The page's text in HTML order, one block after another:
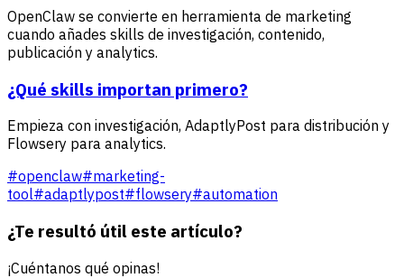
OpenClaw se convierte en herramienta de marketing
cuando añades skills de investigación, contenido,
publicación y analytics.
¿Qué skills importan primero?
Empieza con investigación, AdaptlyPost para distribución y
Flowsery para analytics.
#openclaw#marketing-
tool#adaptlypost#flowsery#automation
¿Te resultó útil este artículo?
¡Cuéntanos qué opinas!